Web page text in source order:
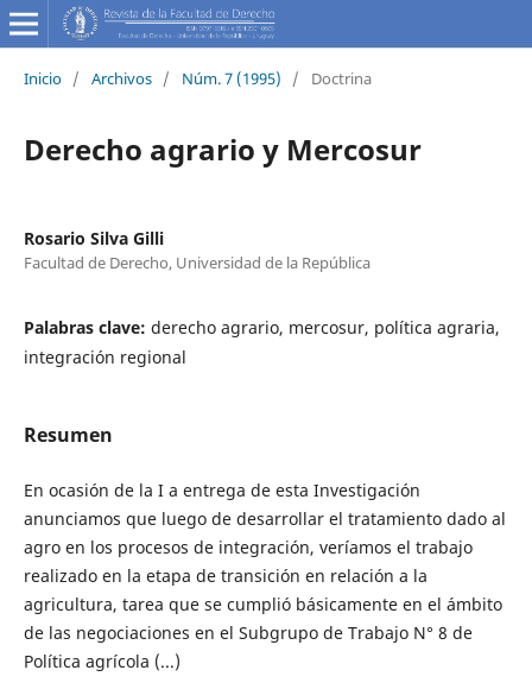
Inicio / Archivos / Núm. 7 (1995) / Doctrina
Derecho agrario y Mercosur
Rosario Silva Gilli
Facultad de Derecho, Universidad de la República
Palabras clave: derecho agrario, mercosur, política agraria,
integración regional
Resumen
En ocasión de la I a entrega de esta Investigación
anunciamos que luego de desarrollar el tratamiento dado al
agro en los procesos de integración, veríamos el trabajo
realizado en la etapa de transición en relación a la
agricultura, tarea que se cumplió básicamente en el ámbito
de las negociaciones en el Subgrupo de Trabajo N° 8 de
Política agrícola (...)